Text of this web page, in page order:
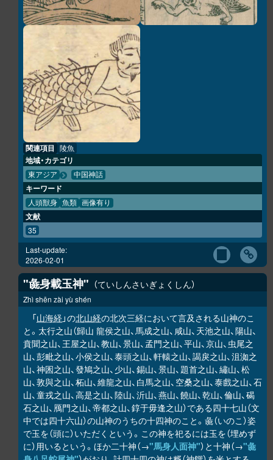
関連項目 陵魚
地域・カテゴリ
東アジア 中国神話
キーワード
人頭獣身 魚類 画像有り
文献
35
Last-update:
2026-02-01
"彘身載玉神" ていしんさいぎょくしん
Zhì shēn zài yù shén
「山海経 」の北山経の北次三経において言及される山神のこ
と。太行之山（歸山 龍侯之山、馬成之山、咸山、天池之山、陽山、
賁聞之山、王屋之山、教山、景山、孟門之山、平山、京山、虫尾之
山、彭毗之山、小侯之山、泰頭之山、軒轅之山、謁戾之山、沮洳之
山、神囷之山、發鳩之山、少山、錫山、景山、題首之山、繡山、松
山、敦與之山、柘山、維龍之山、白馬之山、空桑之山、泰戲之山、石
山、童戎之山、高是之山、陸山、沂山、燕山、饒山、乾山、倫山、碣
石之山、鴈門之山、帝都之山、錞于毋逢之山）である四十七山（文
中では四十六山）の山神のうちの十四神のこと。彘（いのこ）姿
で玉を（頭に）いただくという。この神を祀るには玉を（埋めず
に）用いるという。ほか二十神（→"馬身人面神"）と十神（→"彘